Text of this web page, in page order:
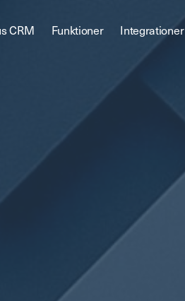
CRM Funktioner Integrationer